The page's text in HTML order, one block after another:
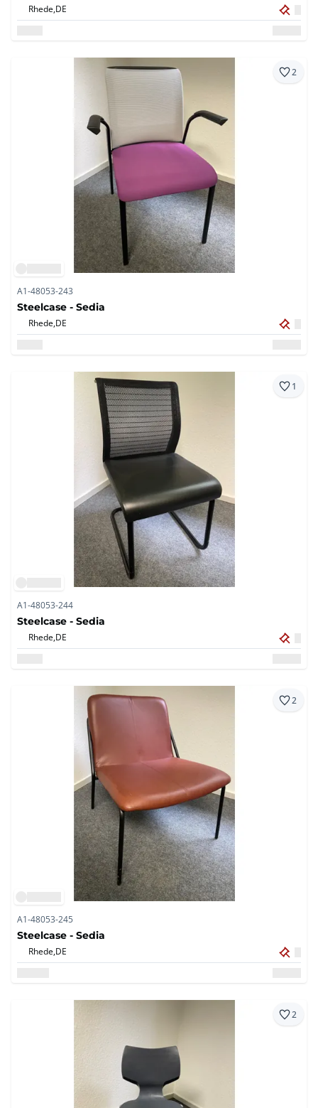
Rhede,DE
2
A1-48053-243
Steelcase - Sedia
Rhede,DE
1
A1-48053-244
Steelcase - Sedia
Rhede,DE
2
A1-48053-245
Steelcase - Sedia
Rhede,DE
2